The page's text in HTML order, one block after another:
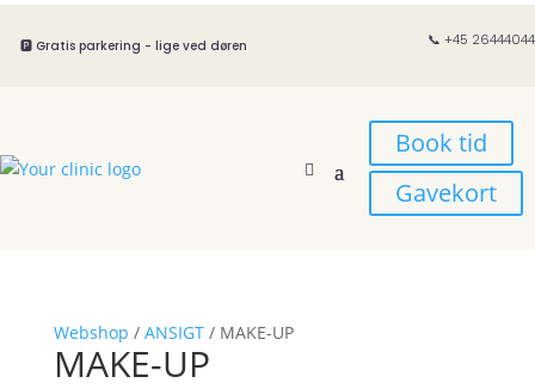
🅿️ Gratis parkering - lige ved døren 📞 +45 26444044
Book tid
Gavekort
Webshop / ANSIGT/ MAKE-UP
MAKE-UP